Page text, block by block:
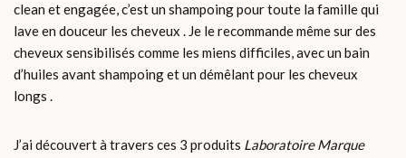
clean et engagée, c’est un shampoing pour toute la famille qui
lave en douceur les cheveux . Je le recommande même sur des
cheveux sensibilisés comme les miens difficiles, avec un bain
d’huiles avant shampoing et un démêlant pour les cheveux
longs .
J’ai découvert à travers ces 3 produits Laboratoire Marque